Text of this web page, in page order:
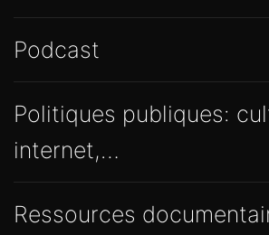
Podcast
Politiques publiques:
internet,…
Ressources